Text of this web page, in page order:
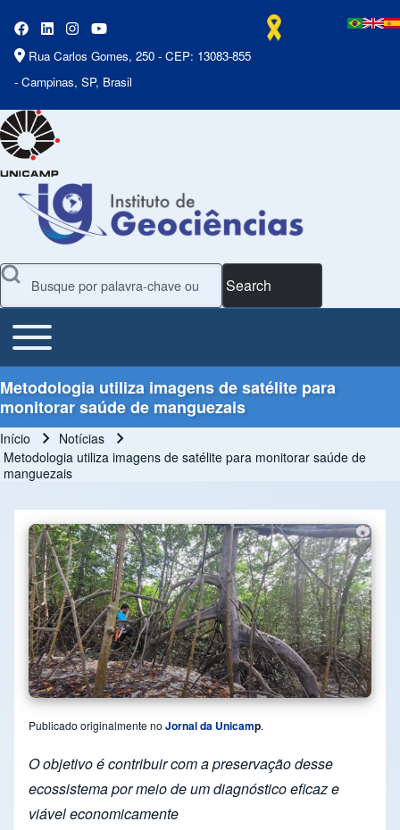
Rua Carlos Gomes, 250 - CEP: 13083-855
- Campinas, SP, Brasil
Search
Main Menu
Toggle main menu
Metodologia utiliza imagens de satélite para
monitorar saúde de manguezais
Trilha de navegação
Início
Notícias
Metodologia utiliza imagens de satélite para monitorar saúde de
manguezais
Publicado originalmente no Jornal da Unicamp.
O objetivo é contribuir com a preservação desse
ecossistema por meio de um diagnóstico eficaz e
viável economicamente